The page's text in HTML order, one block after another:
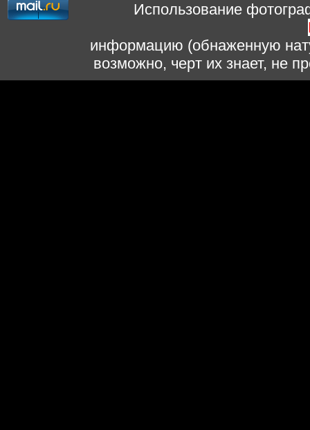
Использование
информацию (обнаженную
возможно, черт их знает, не